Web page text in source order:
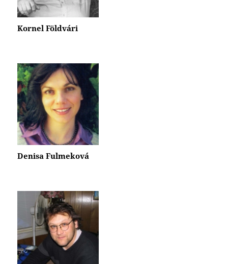
Kornel Földvári
Denisa Fulmeková